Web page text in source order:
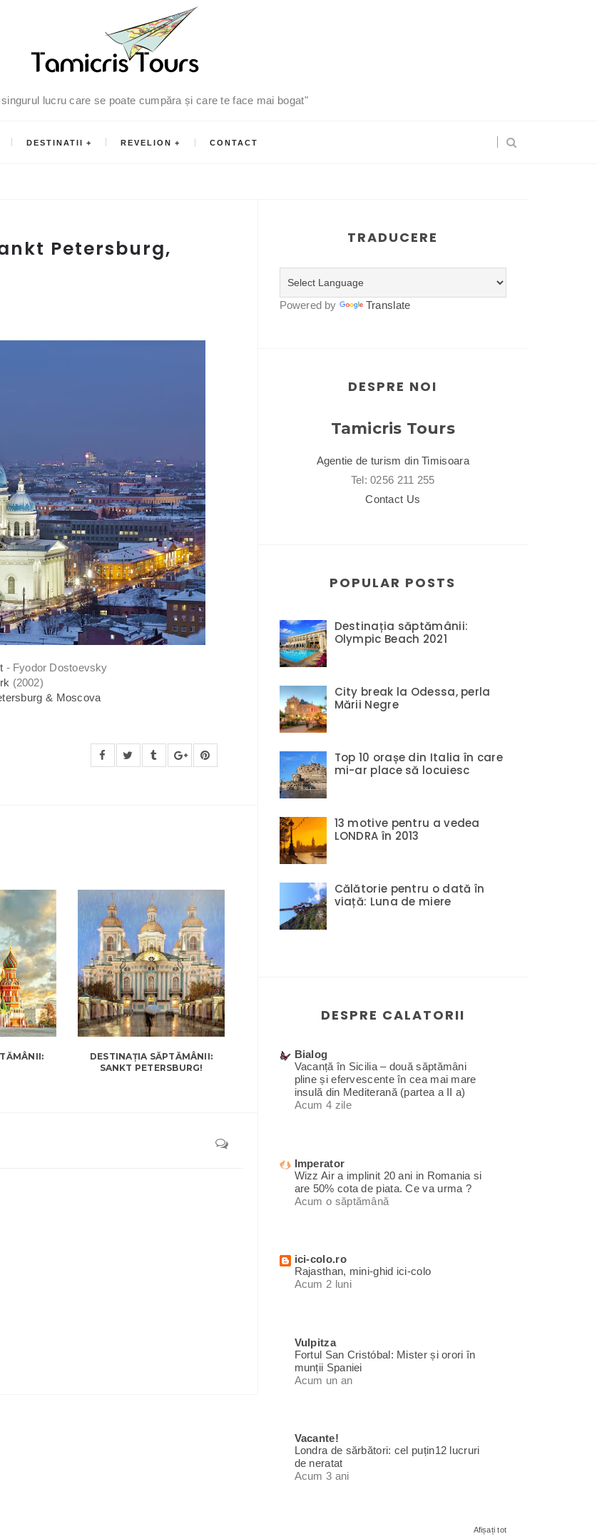
lucru care se poate cumpăra și care te face mai bogat"
DESTINATII REVELION CONTACT
Petersburg,
- Fyodor Dostoevsky
(2002)
& Moscova
DESTINAȚIA SĂPTĂMÂNII:
SANKT PETERSBURG!
TRADUCERE
Powered by Translate
DESPRE NOI
Tamicris Tours
Agentie de turism din Timisoara
Tel: 0256 211 255
Contact Us
POPULAR POSTS
Destinația săptămânii:
Olympic Beach 2021
City break la Odessa, perla
Mării Negre
Top 10 orașe din Italia în care
mi-ar place să locuiesc
13 motive pentru a vedea
LONDRA în 2013
Călătorie pentru o dată în
viață: Luna de miere
DESPRE CALATORII
Bialog
Vacanță în Sicilia – două săptămâni
pline și efervescente în cea mai mare
insulă din Mediterană (partea a II a)
Acum 4 zile
Imperator
Wizz Air a implinit 20 ani in Romania si
are 50% cota de piata. Ce va urma ?
Acum o săptămână
ici-colo.ro
Rajasthan, mini-ghid ici-colo
Acum 2 luni
Vulpitza
Fortul San Cristóbal: Mister și orori în
munții Spaniei
Acum un an
Vacante!
Londra de sărbători: cel puțin12 lucruri
de neratat
Acum 3 ani
Afișați tot